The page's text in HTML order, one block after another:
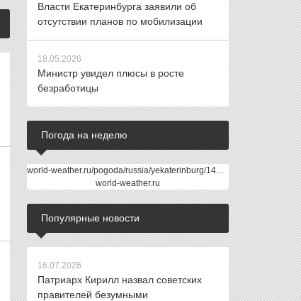
Власти Екатеринбурга заявили об
отсутствии планов по мобилизации
18.05.2026
Министр увидел плюсы в росте
безработицы
Погода на неделю
world-weather.ru/pogoda/russia/yekaterinburg/14days/
world-weather.ru
Популярные новости
16.07.2026
Патриарх Кирилл назвал советских
правителей безумными